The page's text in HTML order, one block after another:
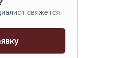
свяжется